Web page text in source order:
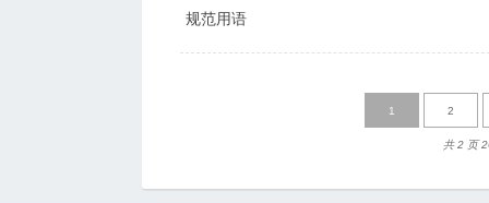
规范用语
1 2
共 2 页